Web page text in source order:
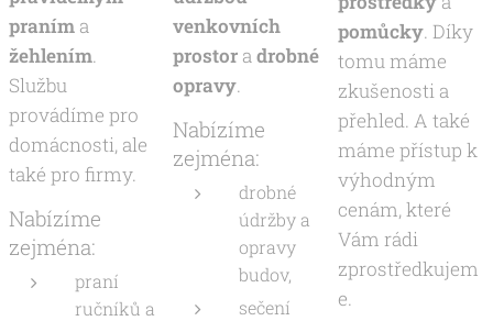
praním a
žehlením.
Službu
provádíme pro
domácnosti, ale
také pro firmy.
Nabízíme
zejména:
praní
ručníků a
venkovních
prostor adrobné
opravy.
Nabízíme
zejména:
drobné
údržby a
opravy
budov,
sečení
pomůcky. Díky
tomu máme
zkušenosti a
přehled. A také
máme přístup k
výhodným
cenám, které
Vám rádi
zprostředkujem
e.